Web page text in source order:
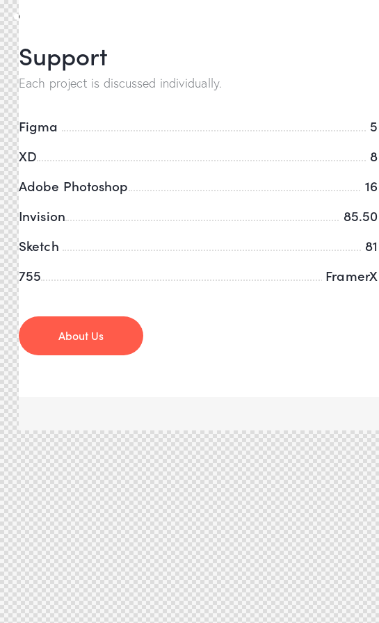
Support
Each project is discussed individually.
Figma
5
XD
8
Adobe Photoshop
16
Invision
85.50
Sketch
81
FramerX
755
About Us